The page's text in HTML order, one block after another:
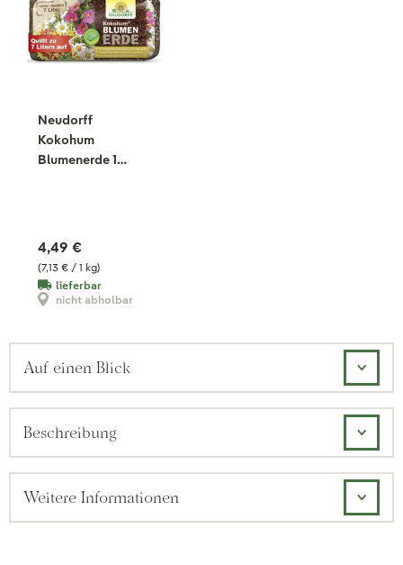
Neudorff
Kokohum
Blumenerde 1
(7,13 € / 1 kg)
4,49 €
lieferbar
nicht abholbar
Auf einen Blick
Beschreibung
Weitere Informationen